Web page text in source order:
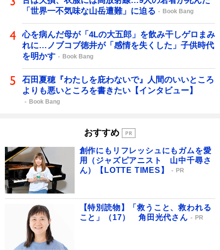
「世界一不気味な山岳遭難」に迫る
Book Bang
心を病んだ母が「4Lの大五郎」を飲み干しゲロまみ
れに…ノブコブ徳井が「感情を失くした」子供時代
を明かす
Book Bang
石田夏穂『わたしを庇わないで』人間のいいところ
よりも悪いところを書きたい【インタビュー】
Book Bang
おすすめ
創作にもリフレッシュにもガムを愛
用（ジャズピアニスト 山中千尋さ
ん）【LOTTE TIMES】
PR
【特別読物】「救うこと、救われる
こと」（17） 角田光代さん
PR